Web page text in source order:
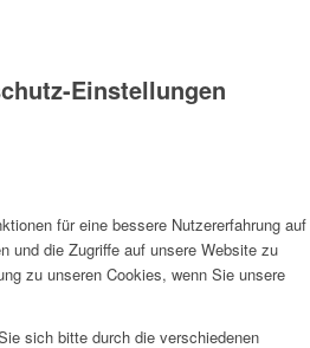
Einstellungen
für eine bessere Nutzererfahrung auf
und die Zugriffe auf unsere Website zu
zu unseren Cookies, wenn Sie unsere
sich bitte durch die verschiedenen